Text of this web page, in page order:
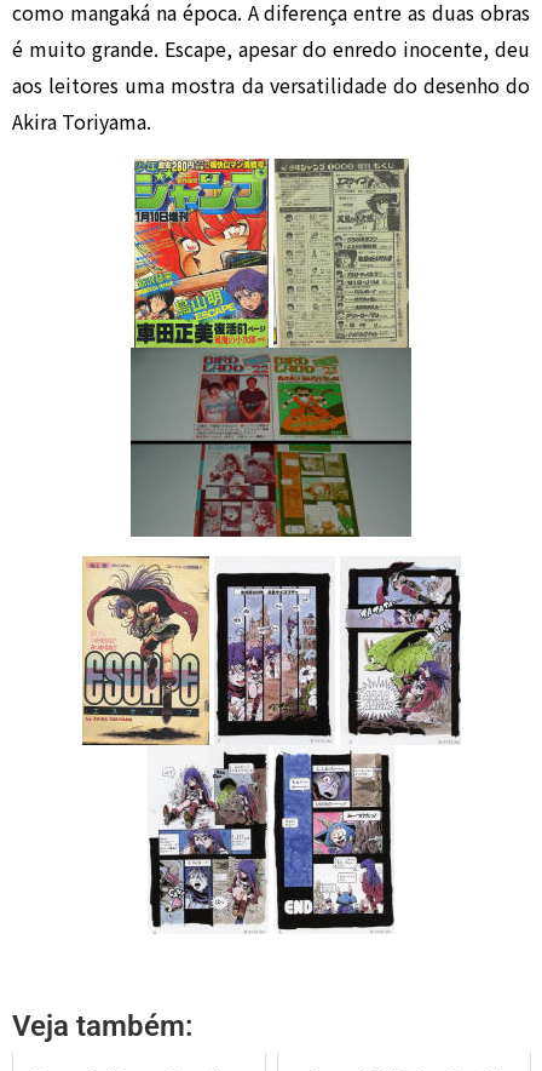
como mangaká na época. A diferença entre as duas obras
é muito grande. Escape, apesar do enredo inocente, deu
aos leitores uma mostra da versatilidade do desenho do
Akira Toriyama.
Veja também: